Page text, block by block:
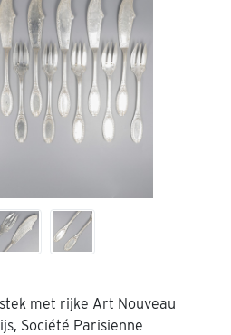
met rijke Art Nouveau
Société Parisienne